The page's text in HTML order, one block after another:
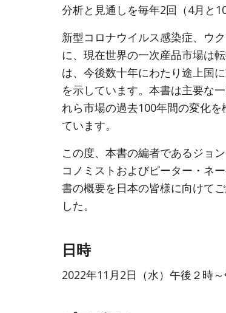
分析と見通しを毎年2回（4月と
新型コロナウイルス感染症、ウ
に、現在世界の一次産品市場は
は、今後数十年にわたり途上国
を示しています。本書は主要な
れら市場の過去100年間の変化
ています。
この度、本書の編者であるジョ
コノミストおよびピーター・ネ
書の概要を日本の皆様に向けて
した。
日時
2022年11月2日（水）午後２時